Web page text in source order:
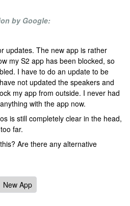
by Google:
updates. The new app is rather
my S2 app has been blocked, so
I have to do an update to be
not updated the speakers and
my app from outside. I never had
with the app now.
is still completely clear in the head,
far.
Are there any alternative
New App